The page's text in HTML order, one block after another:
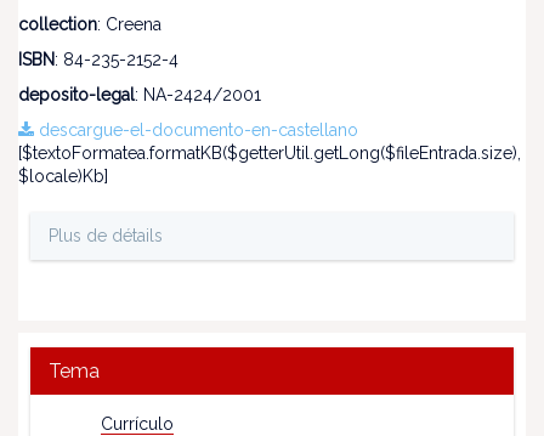
collection: Creena
ISBN: 84-235-2152-4
deposito-legal: NA-2424/2001
descargue-el-documento-en-castellano
[$textoFormatea.formatKB($getterUtil.getLong($fileEntrada.size),
$locale)Kb]
Plus de détails
Tema
Currículo